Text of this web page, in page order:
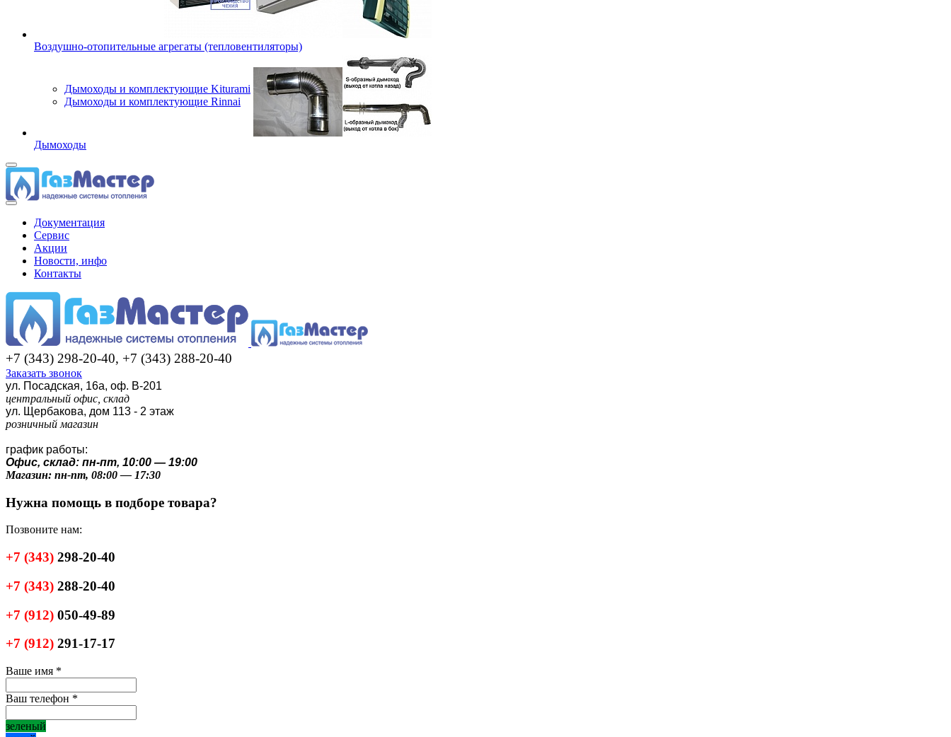
Воздушно-отопительные агрегаты (тепловентиляторы)
Дымоходы и комплектующие Kiturami
Дымоходы и комплектующие Rinnai
Дымоходы
Документация
Сервис
Акции
Новости, инфо
Контакты
+7 (343) 298-20-40, +7 (343) 288-20-40
Заказать звонок
ул. Посадская, 16а, оф. В-201
центральный офис, склад
ул. Щербакова, дом 113 - 2 этаж
розничный магазин
график работы:
Офис, склад: пн-пт, 10:00 — 19:00
Магазин: пн-пт, 08:00 — 17:30
Нужна помощь в подборе товара?
Позвоните нам:
+7 (343) 298-20-40
+7 (343) 288-20-40
+7 (912) 050-49-89
+7 (912) 291-17-17
Ваше имя *
Ваш телефон *
зеленый